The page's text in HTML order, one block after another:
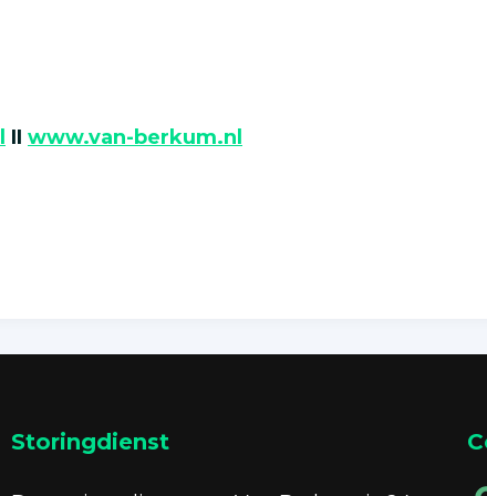
II www.van-berkum.nl
Storingdienst